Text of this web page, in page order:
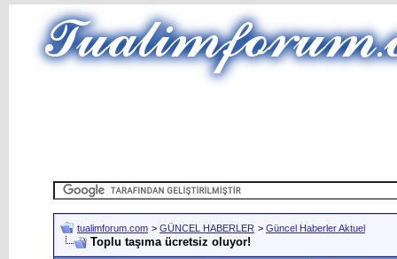
tualimforum.com > GÜNCEL HABERLER > Güncel Haberler Aktuel
Toplu taşıma ücretsiz oluyor!